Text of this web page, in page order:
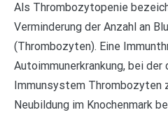
Als Thrombozytopenie
Verminderung der Anzahl an
(Thrombozyten). Eine
Autoimmunerkrankung, bei der
Immunsystem Thrombozyten
Neubildung im Knochenmark